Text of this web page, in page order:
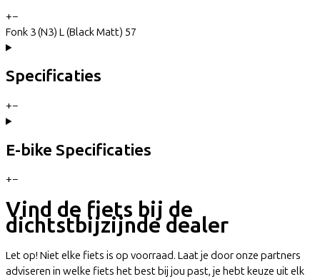
+−
Fonk 3 (N3) L (Black Matt) 57
Specificaties
+−
E-bike Specificaties
+−
Vind de fiets bij de
dichtstbijzijnde dealer
Let op! Niet elke fiets is op voorraad. Laat je door onze partners
adviseren in welke fiets het best bij jou past, je hebt keuze uit elk